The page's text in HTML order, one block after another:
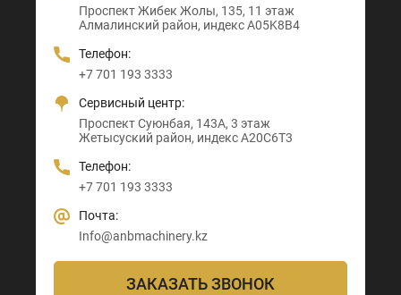
Проспект Жибек Жолы, 135, 11 этаж
Алмалинский район, индекс A05K8B4
Телефон:
+7 701 193 3333
Сервисный центр:
Проспект Суюнбая, 143А, 3 этаж
Жетысуский район, индекс A20C6T3
Телефон:
+7 701 193 3333
Почта:
Info@anbmachinery.kz
Астана-Караганда трасса, 3
Алматы район, индекс Z00T3F3
Телефон:
+7 705 121 64 24
Почта:
Info@anbmachinery.kz
Абайский район, индекс 160020
+7 705 121 64 24
Info@anbmachinery.kz
Индекс D00M4X4
+7 705 121 64 24
Info@anbmachinery.kz
ЗАКАЗАТЬ ЗВОНОК